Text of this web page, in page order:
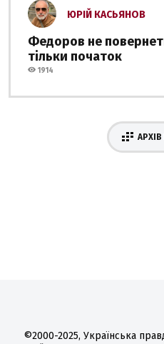
ЮРІЙ КАСЬЯНОВ
Федоров не
тільки початок
1914
АРХІВ
©2000-2025, Українська